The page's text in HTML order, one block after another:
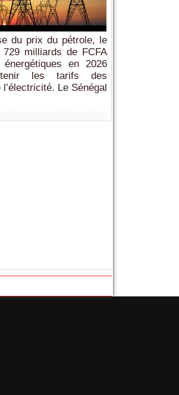
du prix du pétrole, le
729 milliards de FCFA
en 2026
les tarifs des
Le Sénégal